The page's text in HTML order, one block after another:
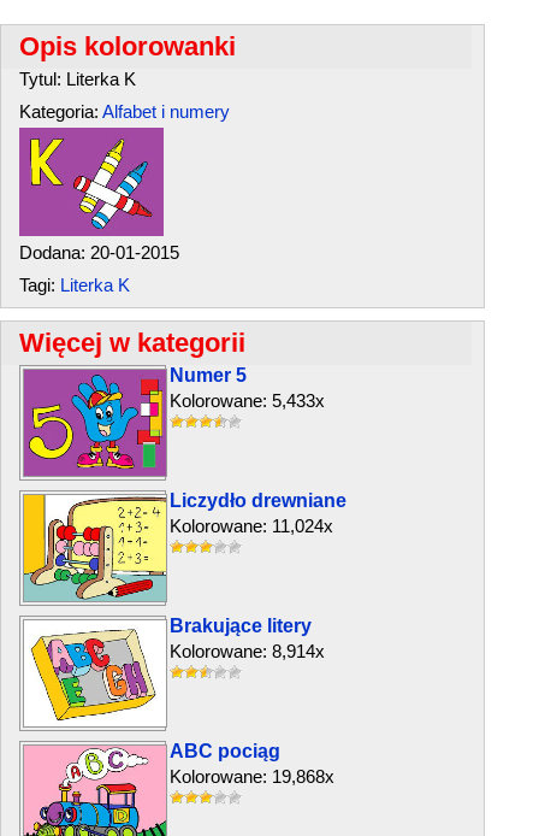
Opis kolorowanki
Tytul: Literka K
Kategoria: Alfabet i numery
Dodana: 20-01-2015
Tagi: Literka K
Więcej w kategorii
Numer 5
Kolorowane: 5,433x
Liczydło drewniane
Kolorowane: 11,024x
Brakujące litery
Kolorowane: 8,914x
ABC pociąg
Kolorowane: 19,868x